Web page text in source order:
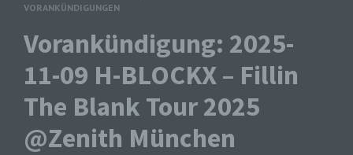
VORANKÜNDIGUNGEN
Vorankündigung: 2025-
11-09 H-BLOCKX – Fillin
The Blank Tour 2025
@Zenith München